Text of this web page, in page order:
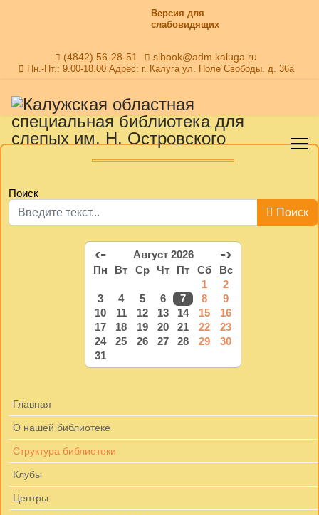
Версия для
слабовидящих
(4842) 56-28-51 slbook@adm.kaluga.ru
Пн.-Пт.: 9.00-18.00 Адрес: г. Калуга ул. Поле Свободы. д. 36а
Поиск
Поиск
‹- Август 2026 -›
Пн Вт Ср Чт Пт Сб
Вс
1
2
3
4 5 6 7 8
9
10
11 12 13 14 15
16
17
18 19 20 21 22
23
24
25 26 27 28 29
30
31
Главная
О нашей библиотеке
Структура библиотеки
Клубы
Центры